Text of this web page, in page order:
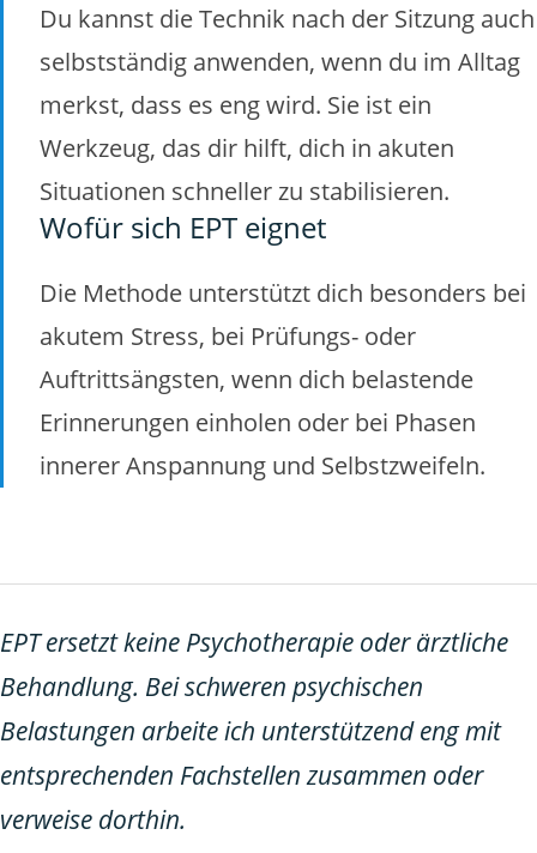
Du kannst die Technik nach der Sitzung auch
selbstständig anwenden, wenn du im Alltag
merkst, dass es eng wird. Sie ist ein
Werkzeug, das dir hilft, dich in akuten
Situationen schneller zu stabilisieren.
Wofür sich EPT eignet
Die Methode unterstützt dich besonders bei
akutem Stress, bei Prüfungs- oder
Auftrittsängsten, wenn dich belastende
Erinnerungen einholen oder bei Phasen
innerer Anspannung und Selbstzweifeln.
EPT ersetzt keine Psychotherapie oder ärztliche
Behandlung. Bei schweren psychischen
Belastungen arbeite ich unterstützend eng mit
entsprechenden Fachstellen zusammen oder
verweise dorthin.